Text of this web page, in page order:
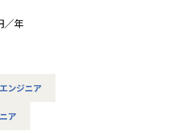
て関われる環境
社について
ジニア自らが企画・設計・実
環境です。
かれており、スキルや志向に
ロダクトに真剣に向き合いた
／年
ンジニア
ア